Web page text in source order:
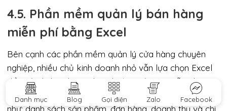
4.5. Phần mềm quản lý bán hàng
miễn phí bằng Excel
Bên cạnh các phần mềm quản lý cửa hàng chuyên
nghiệp, nhiều chủ kinh doanh nhỏ vẫn lựa chọn Excel
để quản lý bán hàng do tính đơn giản và miễn phí. Bạn
có thể tự tạo file quản lý đơn giản gồm các bảng tính
như: danh sách sản phẩm, đơn hàng, doanh thu và chi
Danh mục Blog Gọi điện Zalo Facebook